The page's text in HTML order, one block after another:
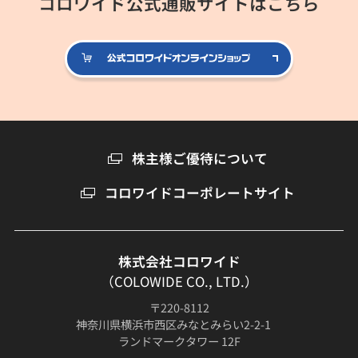
公式コロ
株主様ご優待について
コロワイドコーポレートサイト
株式会社コロワイド
（COLOWIDE CO., LTD.）
〒220-8112
神奈川県横浜市西区みなとみらい2-2-1
ランドマークタワー 12F